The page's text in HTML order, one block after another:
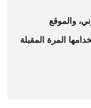
والموقع
المرة المقبلة